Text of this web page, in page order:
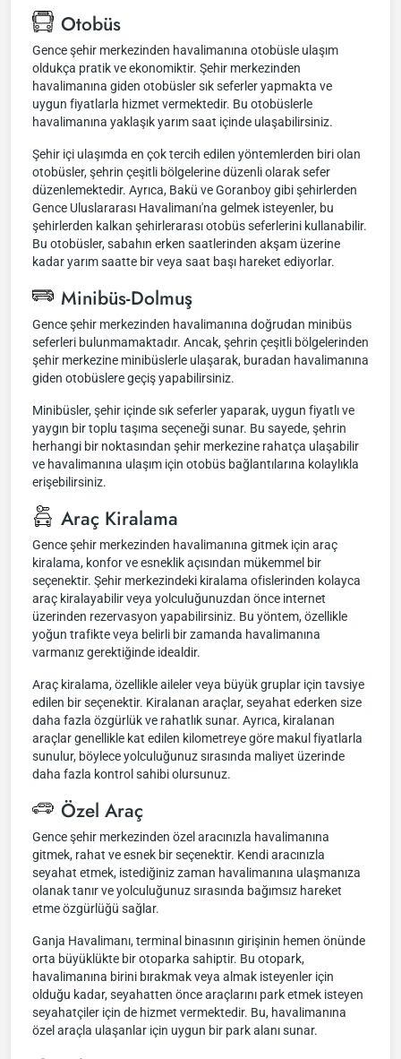
Otobüs
Gence şehir merkezinden havalimanına otobüsle ulaşım
oldukça pratik ve ekonomiktir. Şehir merkezinden
havalimanına giden otobüsler sık seferler yapmakta ve
uygun fiyatlarla hizmet vermektedir. Bu otobüslerle
havalimanına yaklaşık yarım saat içinde ulaşabilirsiniz.
Şehir içi ulaşımda en çok tercih edilen yöntemlerden biri olan
otobüsler, şehrin çeşitli bölgelerine düzenli olarak sefer
düzenlemektedir. Ayrıca, Bakü ve Goranboy gibi şehirlerden
Gence Uluslararası Havalimanı'na gelmek isteyenler, bu
şehirlerden kalkan şehirlerarası otobüs seferlerini kullanabilir.
Bu otobüsler, sabahın erken saatlerinden akşam üzerine
kadar yarım saatte bir veya saat başı hareket ediyorlar.
Minibüs-Dolmuş
Gence şehir merkezinden havalimanına doğrudan minibüs
seferleri bulunmamaktadır. Ancak, şehrin çeşitli bölgelerinden
şehir merkezine minibüslerle ulaşarak, buradan havalimanına
giden otobüslere geçiş yapabilirsiniz.
Minibüsler, şehir içinde sık seferler yaparak, uygun fiyatlı ve
yaygın bir toplu taşıma seçeneği sunar. Bu sayede, şehrin
herhangi bir noktasından şehir merkezine rahatça ulaşabilir
ve havalimanına ulaşım için otobüs bağlantılarına kolaylıkla
erişebilirsiniz.
Araç Kiralama
Gence şehir merkezinden havalimanına gitmek için araç
kiralama, konfor ve esneklik açısından mükemmel bir
seçenektir. Şehir merkezindeki kiralama ofislerinden kolayca
araç kiralayabilir veya yolculuğunuzdan önce internet
üzerinden rezervasyon yapabilirsiniz. Bu yöntem, özellikle
yoğun trafikte veya belirli bir zamanda havalimanına
varmanız gerektiğinde idealdir.
Araç kiralama, özellikle aileler veya büyük gruplar için tavsiye
edilen bir seçenektir. Kiralanan araçlar, seyahat ederken size
daha fazla özgürlük ve rahatlık sunar. Ayrıca, kiralanan
araçlar genellikle kat edilen kilometreye göre makul fiyatlarla
sunulur, böylece yolculuğunuz sırasında maliyet üzerinde
daha fazla kontrol sahibi olursunuz.
Özel Araç
Gence şehir merkezinden özel aracınızla havalimanına
gitmek, rahat ve esnek bir seçenektir. Kendi aracınızla
seyahat etmek, istediğiniz zaman havalimanına ulaşmanıza
olanak tanır ve yolculuğunuz sırasında bağımsız hareket
etme özgürlüğü sağlar.
Ganja Havalimanı, terminal binasının girişinin hemen önünde
orta büyüklükte bir otoparka sahiptir. Bu otopark,
havalimanına birini bırakmak veya almak isteyenler için
olduğu kadar, seyahatten önce araçlarını park etmek isteyen
seyahatçiler için de hizmet vermektedir. Bu, havalimanına
özel araçla ulaşanlar için uygun bir park alanı sunar.